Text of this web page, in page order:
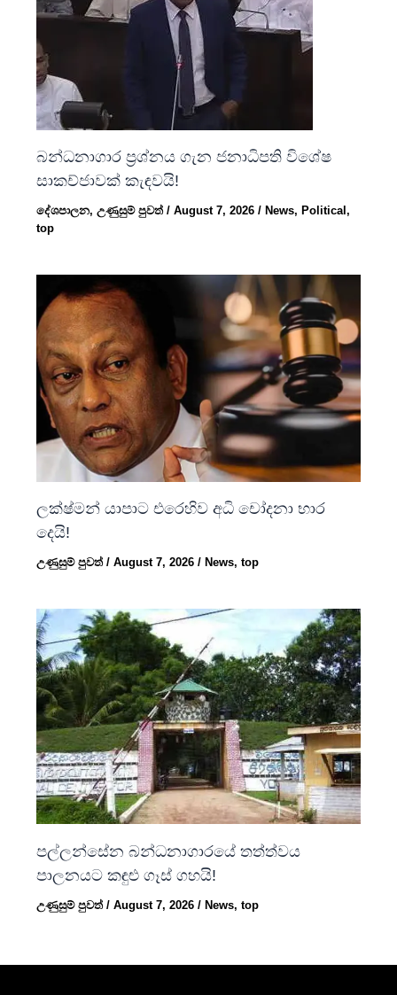
බන්ධනාගාර ප්‍රශ්නය ගැන ජනාධිපති විශේෂ
සාකච්ජාවක් කැඳවයි!
දේශපාලන,උණුසුම් පුවත්/August 7, 2026/ News, Political,
top
ලක්ෂ්මන් යාපාට එරෙහිව අධි චෝදනා භාර
දෙයි!
උණුසුම් පුවත්/August 7, 2026/ News,top
පල්ලන්සේන බන්ධනාගාරයේ තත්ත්වය
පාලනයට කඳුළු ගෑස් ගහයි!
උණුසුම් පුවත්/August 7, 2026/ News,top